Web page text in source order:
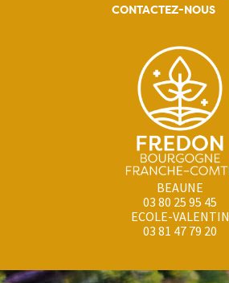
CONTACTEZ-NOUS
BEAUNE
03 80 25 95 45
ECOLE-VALENTIN
03 81 47 79 20